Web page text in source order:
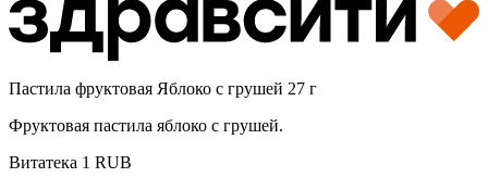
Пастила фруктовая Яблоко с грушей 27 г
Фруктовая пастила яблоко с грушей.
Витатека 1 RUB